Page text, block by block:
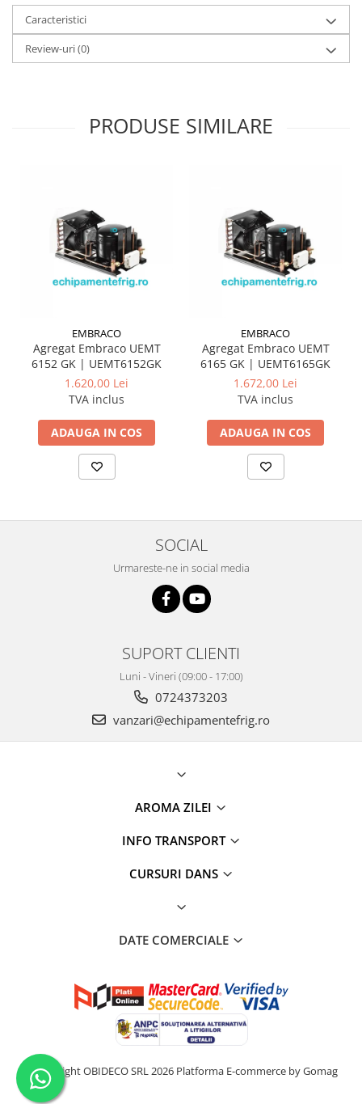
Caracteristici
Review-uri(0)
PRODUSE SIMILARE
EMBRACO
Agregat Embraco UEMT
6152 GK | UEMT6152GK
1.620,00 Lei
TVA inclus
ADAUGA IN COS
EMBRACO
Agregat Embraco UEMT
6165 GK | UEMT6165GK
1.672,00 Lei
TVA inclus
ADAUGA IN COS
SOCIAL
Urmareste-ne in social media
SUPORT CLIENTI
Luni - Vineri (09:00 - 17:00)
0724373203
vanzari@echipamentefrig.ro
AROMA ZILEI
INFO TRANSPORT
CURSURI DANS
DATE COMERCIALE
©Copyright OBIDECO SRL 2026 Platforma E-commerce by Gomag